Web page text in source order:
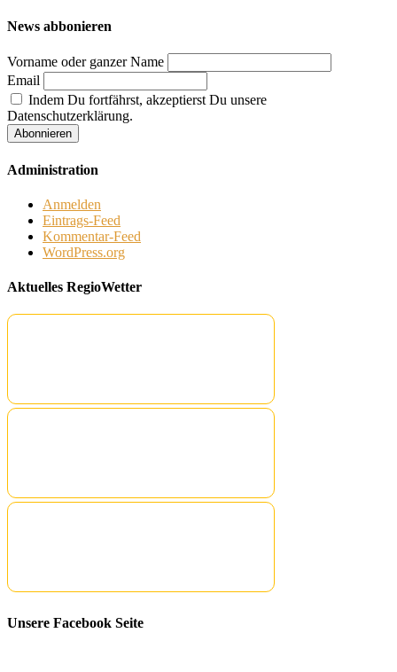
News abbonieren
Vorname oder ganzer Name
Email
Indem Du fortfährst, akzeptierst Du unsere
Datenschutzerklärung.
Administration
Anmelden
Eintrags-Feed
Kommentar-Feed
WordPress.org
Aktuelles RegioWetter
Unsere Facebook Seite